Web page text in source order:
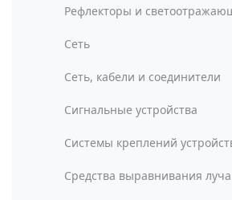
Рефлекторы и
Сеть
Сеть, кабели и соединители
Сигнальные устройства
Системы креплений
Средства выравнивания луча